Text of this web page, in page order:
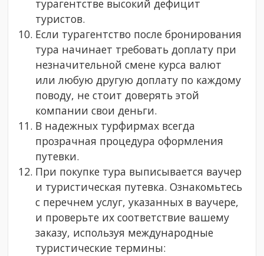
турагентстве высокий дефицит
туристов.
Если турагентство после бронирования
тура начинает требовать доплату при
незначительной смене курса валют
или любую другую доплату по каждому
поводу, не стоит доверять этой
компании свои деньги.
В надежных турфирмах всегда
прозрачная процедура оформления
путевки.
При покупке тура выписывается ваучер
и туристическая путевка. Ознакомьтесь
с перечнем услуг, указанных в ваучере,
и проверьте их соответствие вашему
заказу, используя международные
туристические термины: